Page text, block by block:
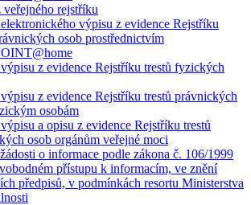
rejstříku
výpisu z evidence Rejstříku
osob prostřednictvím
z evidence Rejstříku trestů fyzických
z evidence Rejstříku trestů právnických
osobám
a opisu z evidence Rejstříku trestů
osob orgánům veřejné moci
o informace podle zákona č. 106/1999
přístupu k informacím, ve znění
předpisů, v podmínkách resortu Ministerstva